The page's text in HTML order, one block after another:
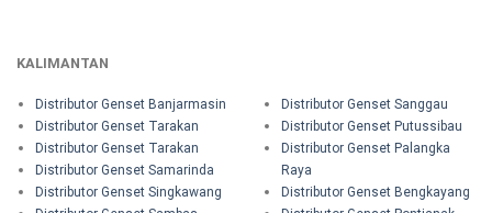
KALIMANTAN
Distributor Genset Banjarmasin
Distributor Genset Tarakan
Distributor Genset Tarakan
Distributor Genset Samarinda
Distributor Genset Singkawang
Distributor Genset Sanggau
Distributor Genset Putussibau
Distributor Genset Palangka
Raya
Distributor Genset Bengkayang